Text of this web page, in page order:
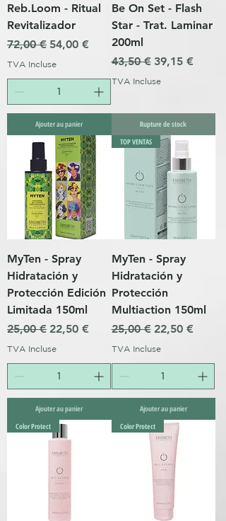
Reb.Loom - Ritual
Revitalizador
Prix original
72,00 € Prix promotionnel
54,00 €
TVA Incluse
Ajouter au panier
Be On Set - Flash
Star - Trat. Laminar
200ml
Prix original
43,50 € Prix
39,15 €
TVA Incluse
Rupture de stock
MyTen - Spray
Hidratación y
Protección Edición
Limitada 150ml
Prix original
25,00 € Prix promotionnel
22,50 €
TVA Incluse
Ajouter au panier
TOP VENTAS
MyTen - Spray
Hidratación y
Protección
Multiaction 150ml
Prix original
25,00 € Prix
22,50 €
TVA Incluse
Ajouter au panier
Color Protect
Color Protect